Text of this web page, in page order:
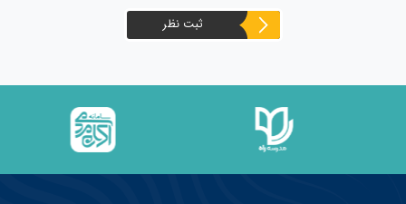
ثبت نظر